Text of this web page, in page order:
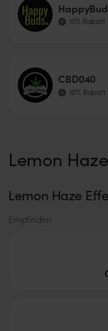
15% Rabatt
CBD040
10% Rabatt
Lemon
Lemon Haze
Empfinden